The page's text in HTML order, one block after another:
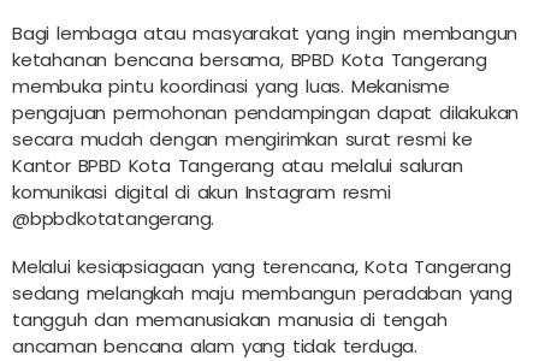
Bagi lembaga atau masyarakat yang ingin membangun
ketahanan bencana bersama, BPBD Kota Tangerang
membuka pintu koordinasi yang luas. Mekanisme
pengajuan permohonan pendampingan dapat dilakukan
secara mudah dengan mengirimkan surat resmi ke
Kantor BPBD Kota Tangerang atau melalui saluran
komunikasi digital di akun Instagram resmi
@bpbdkotatangerang.
Melalui kesiapsiagaan yang terencana, Kota Tangerang
sedang melangkah maju membangun peradaban yang
tangguh dan memanusiakan manusia di tengah
ancaman bencana alam yang tidak terduga.